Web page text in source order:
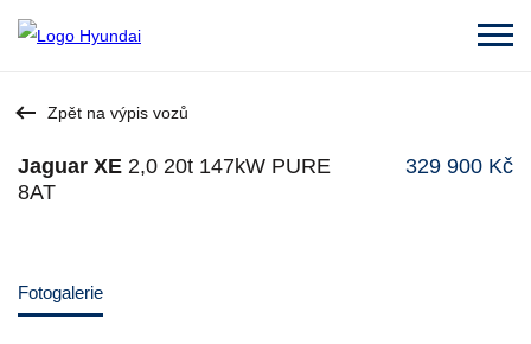
Zpět na výpis vozů
Jaguar XE 2,0 20t 147kW PURE
8AT
329 900 Kč
Fotogalerie